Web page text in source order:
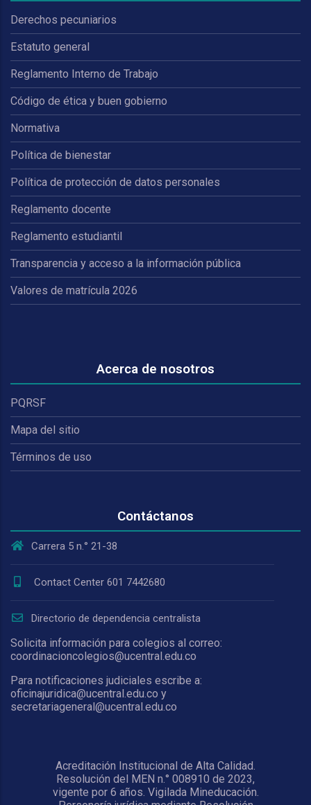
Derechos pecuniarios
Estatuto general
Reglamento Interno de Trabajo
Código de ética y buen gobierno
Normativa
Política de bienestar
Política de protección de datos personales
Reglamento docente
Reglamento estudiantil
Transparencia y acceso a la información pública
Valores de matrícula 2026
Acerca de nosotros
PQRSF
Mapa del sitio
Términos de uso
Contáctanos
Carrera 5 n.° 21-38
Contact Center 601 7442680
Directorio de dependencia centralista
Solicita información para colegios al correo:
coordinacioncolegios@ucentral.edu.co
Para notificaciones judiciales escribe a:
oficinajuridica@ucentral.edu.co y
secretariageneral@ucentral.edu.co
Acreditación Institucional de Alta Calidad.
Resolución del MEN n.° 008910 de 2023,
vigente por 6 años. Vigilada Mineducación.